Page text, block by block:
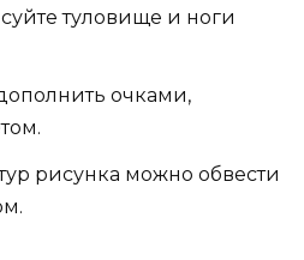
туловище и ноги
очками,
рисунка можно обвести